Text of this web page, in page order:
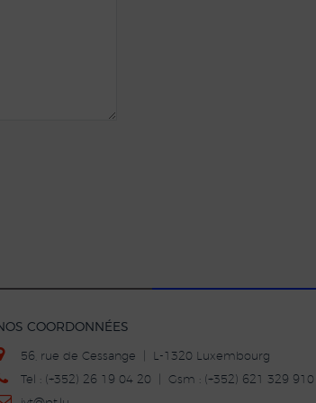
COORDONNÉES
56, rue de Cessange | L-1320 Luxembourg
Tel : (+352) 26 19 04 20 | Gsm : (+352) 621 329